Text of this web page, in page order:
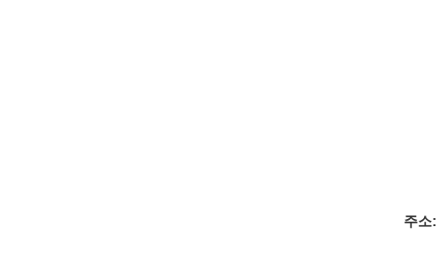
주소: